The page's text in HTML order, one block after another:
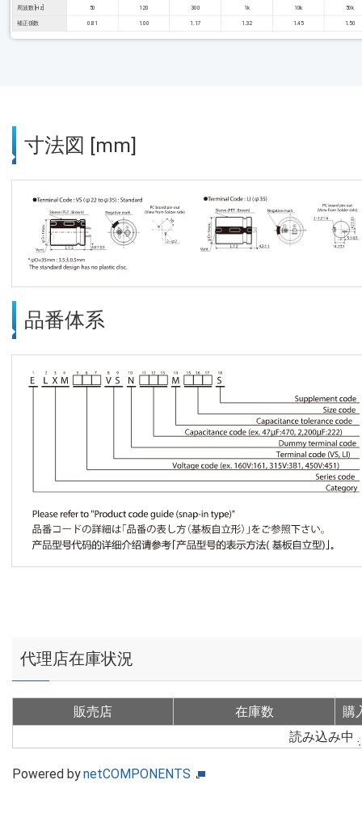
周波数 [Hz] 50 120 300 1k 10k 50k
補正係数 0.81 1.00 1.17 1.32 1.45 1.50
寸法図 [mm]
品番体系
代理店在庫状況
販売店 在庫数
購
読み込み中
Powered bynetCOMPONENTS